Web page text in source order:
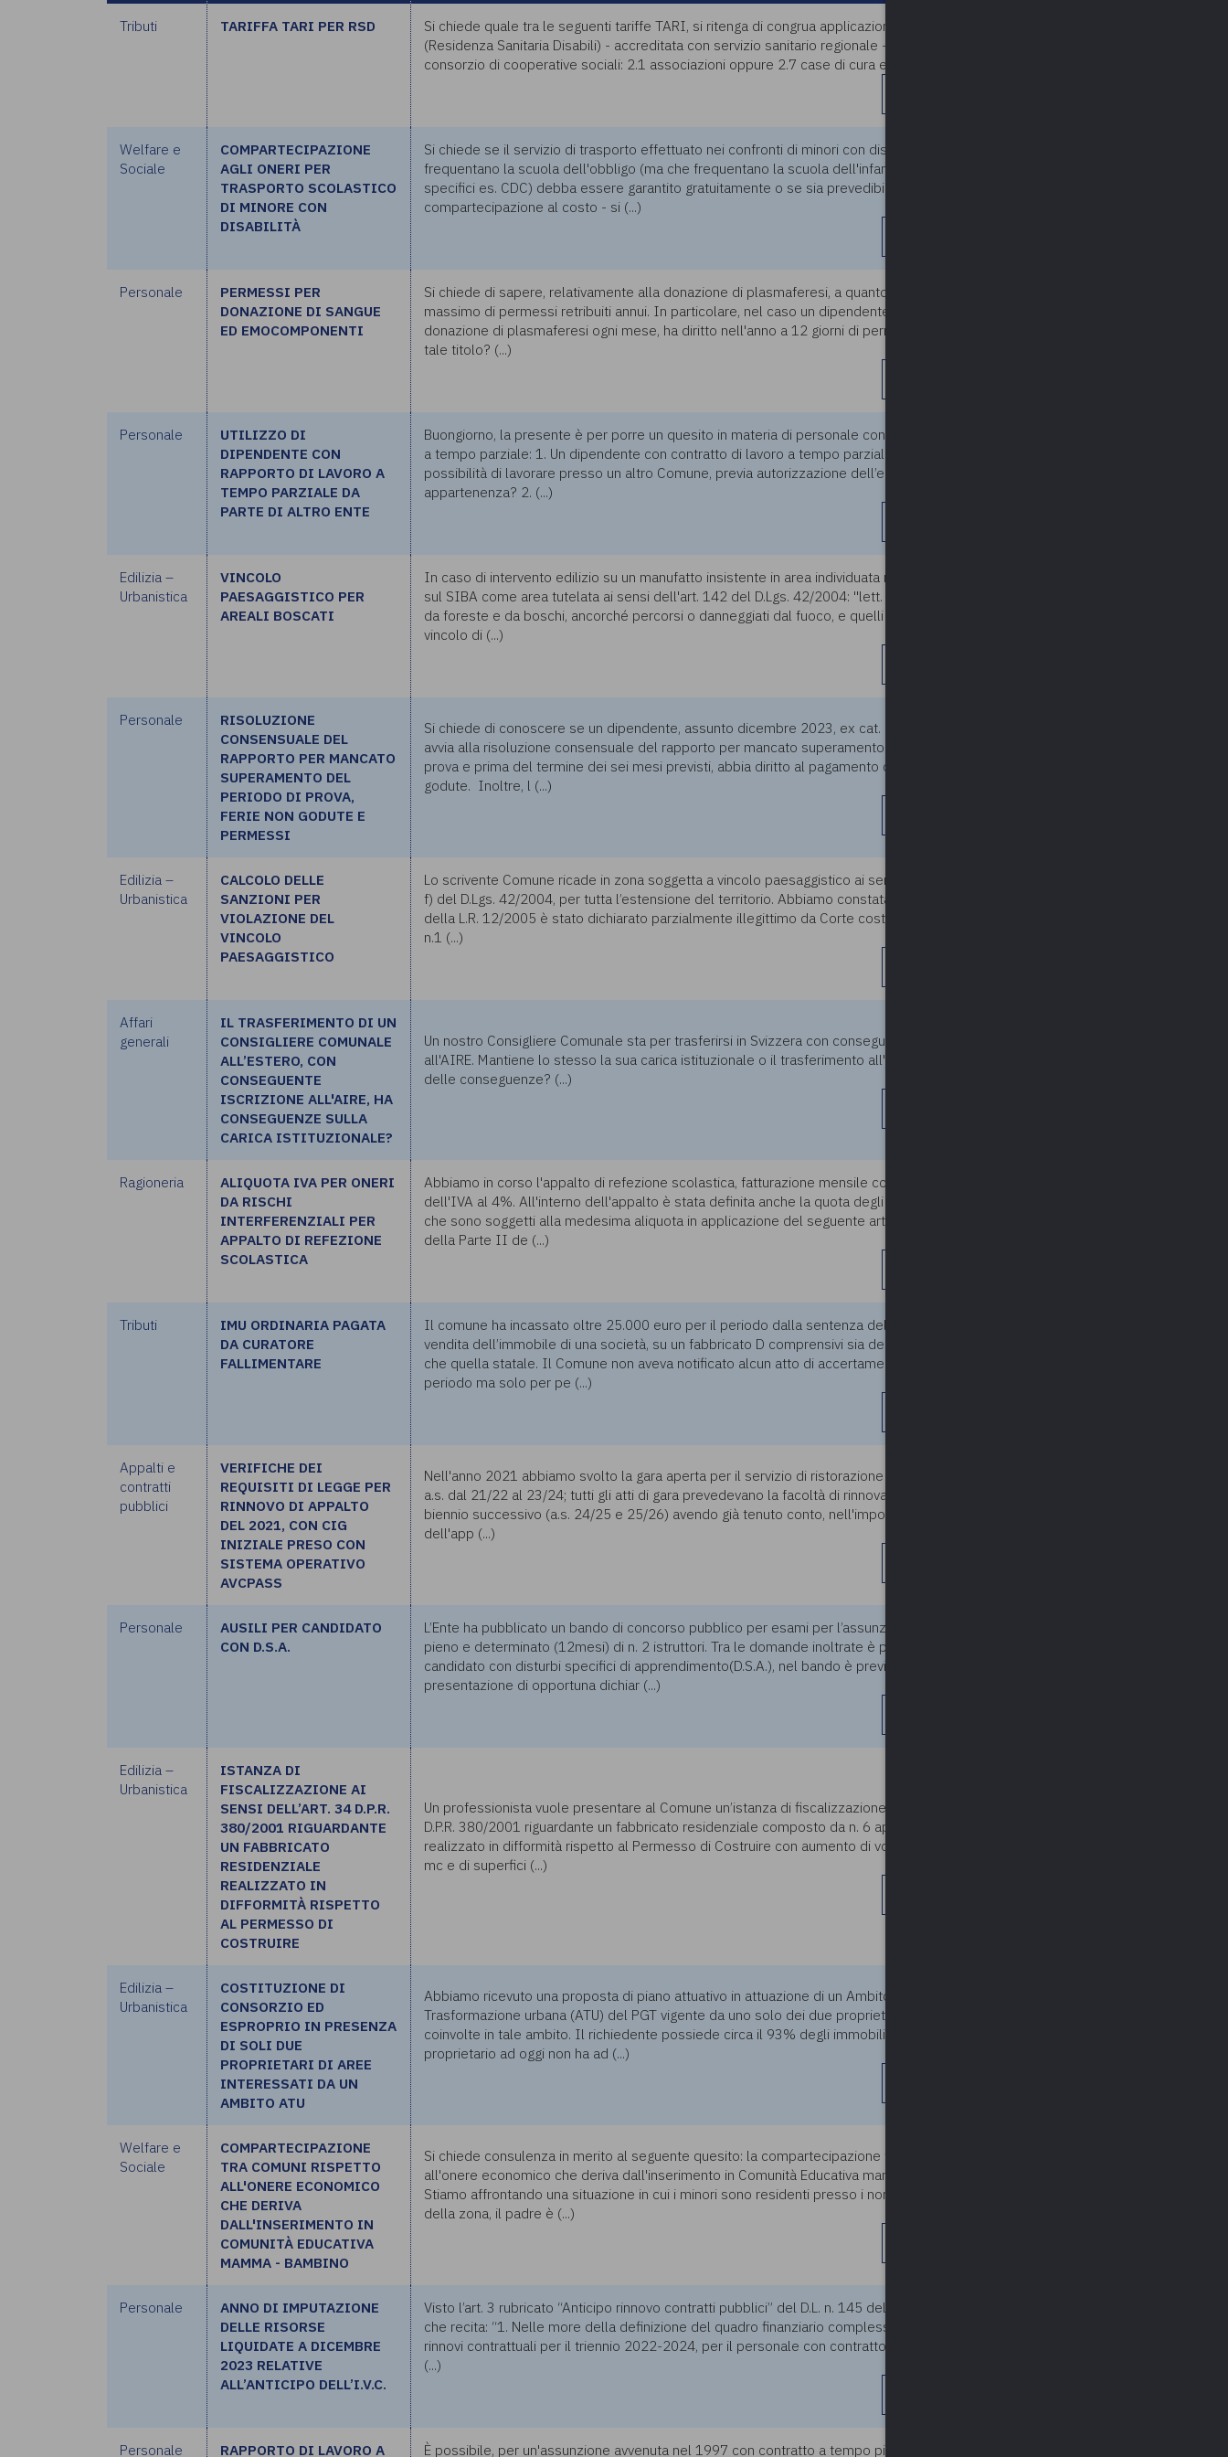
Tributi TARIFFA TARI PER RSD
Si chiede quale tra le seguenti tariffe TARI, si ritenga di congrua applicazione per una RSD
(Residenza Sanitaria Disabili) - accreditata con servizio sanitario regionale - gestita da un
consorzio di cooperative sociali: 2.1 associazioni oppure 2.7 case di cura e riposo? (...)
Welfare e
Sociale
COMPARTECIPAZIONE
AGLI ONERI PER
TRASPORTO SCOLASTICO
DI MINORE CON
DISABILITÀ
Si chiede se il servizio di trasporto effettuato nei confronti di minori con disabilità che NON
frequentano la scuola dell'obbligo (ma che frequentano la scuola dell'infanzia o centri
specifici es. CDC) debba essere garantito gratuitamente o se sia prevedibile una
compartecipazione al costo - si (...)
Personale
PERMESSI PER
DONAZIONE DI SANGUE
ED EMOCOMPONENTI
Si chiede di sapere, relativamente alla donazione di plasmaferesi, a quanto ammonta il limite
massimo di permessi retribuiti annui. In particolare, nel caso un dipendente effettui la
donazione di plasmaferesi ogni mese, ha diritto nell'anno a 12 giorni di permesso retribuito a
tale titolo? (...)
Personale
UTILIZZO DI
DIPENDENTE CON
RAPPORTO DI LAVORO A
TEMPO PARZIALE DA
PARTE DI ALTRO ENTE
Buongiorno, la presente è per porre un quesito in materia di personale con contratto di lavoro
a tempo parziale: 1. Un dipendente con contratto di lavoro a tempo parziale (32/36 ore) ha la
possibilità di lavorare presso un altro Comune, previa autorizzazione dell’ente di
appartenenza? 2. (...)
Edilizia –
Urbanistica
VINCOLO
PAESAGGISTICO PER
AREALI BOSCATI
In caso di intervento edilizio su un manufatto insistente in area individuata nel PGT vigente e
sul SIBA come area tutelata ai sensi dell'art. 142 del D.Lgs. 42/2004: "lett. g) i territori coperti
da foreste e da boschi, ancorché percorsi o danneggiati dal fuoco, e quelli sottoposti a
vincolo di (...)
Personale
RISOLUZIONE
CONSENSUALE DEL
RAPPORTO PER MANCATO
SUPERAMENTO DEL
PERIODO DI PROVA,
FERIE NON GODUTE E
PERMESSI
Si chiede di conoscere se un dipendente, assunto dicembre 2023, ex cat. D, per il quale ci si
avvia alla risoluzione consensuale del rapporto per mancato superamento del periodo di
prova e prima del termine dei sei mesi previsti, abbia diritto al pagamento delle ferie non
godute. Inoltre, l (...)
Edilizia –
Urbanistica
CALCOLO DELLE
SANZIONI PER
VIOLAZIONE DEL
VINCOLO
PAESAGGISTICO
Lo scrivente Comune ricade in zona soggetta a vincolo paesaggistico ai sensi dell’art. 142 lett.
f) del D.Lgs. 42/2004, per tutta l’estensione del territorio. Abbiamo constatato che l’art. 83
della L.R. 12/2005 è stato dichiarato parzialmente illegittimo da Corte cost. 10 gennaio 2024,
n.1 (...)
Affari
generali
IL TRASFERIMENTO DI UN
CONSIGLIERE COMUNALE
ALL’ESTERO, CON
CONSEGUENTE
ISCRIZIONE ALL'AIRE, HA
CONSEGUENZE SULLA
CARICA ISTITUZIONALE?
Un nostro Consigliere Comunale sta per trasferirsi in Svizzera con conseguente iscrizione
all'AIRE. Mantiene lo stesso la sua carica istituzionale o il trasferimento all'estero comporta
delle conseguenze? (...)
Ragioneria
ALIQUOTA IVA PER ONERI
DA RISCHI
INTERFERENZIALI PER
APPALTO DI REFEZIONE
SCOLASTICA
Abbiamo in corso l'appalto di refezione scolastica, fatturazione mensile con applicazione
dell'IVA al 4%. All'interno dell'appalto è stata definita anche la quota degli oneri di sicurezza
che sono soggetti alla medesima aliquota in applicazione del seguente articolo: "L'art. 37
della Parte II de (...)
Tributi
IMU ORDINARIA PAGATA
DA CURATORE
FALLIMENTARE
Il comune ha incassato oltre 25.000 euro per il periodo dalla sentenza del fallimento alla
vendita dell’immobile di una società, su un fabbricato D comprensivi sia della quota comunale
che quella statale. Il Comune non aveva notificato alcun atto di accertamento per quel
periodo ma solo per pe (...)
Appalti e
contratti
pubblici
VERIFICHE DEI
REQUISITI DI LEGGE PER
RINNOVO DI APPALTO
DEL 2021, CON CIG
INIZIALE PRESO CON
SISTEMA OPERATIVO
AVCPASS
Nell'anno 2021 abbiamo svolto la gara aperta per il servizio di ristorazione scolastica per gli
a.s. dal 21/22 al 23/24; tutti gli atti di gara prevedevano la facoltà di rinnovare l'appalto per il
biennio successivo (a.s. 24/25 e 25/26) avendo già tenuto conto, nell'importo complessivo
dell'app (...)
Personale
AUSILI PER CANDIDATO
CON D.S.A.
L’Ente ha pubblicato un bando di concorso pubblico per esami per l’assunzione a tempo
pieno e determinato (12mesi) di n. 2 istruttori. Tra le domande inoltrate è presente un
candidato con disturbi specifici di apprendimento(D.S.A.), nel bando è prevista la
presentazione di opportuna dichiar (...)
Edilizia –
Urbanistica
ISTANZA DI
FISCALIZZAZIONE AI
SENSI DELL’ART. 34 D.P.R.
380/2001 RIGUARDANTE
UN FABBRICATO
RESIDENZIALE
REALIZZATO IN
DIFFORMITÀ RISPETTO
AL PERMESSO DI
COSTRUIRE
Un professionista vuole presentare al Comune un’istanza di fiscalizzazione ai sensi dell’art. 34
D.P.R. 380/2001 riguardante un fabbricato residenziale composto da n. 6 appartamenti
realizzato in difformità rispetto al Permesso di Costruire con aumento di volume di circa 80
mc e di superfici (...)
Edilizia –
Urbanistica
COSTITUZIONE DI
CONSORZIO ED
ESPROPRIO IN PRESENZA
DI SOLI DUE
PROPRIETARI DI AREE
INTERESSATI DA UN
AMBITO ATU
Abbiamo ricevuto una proposta di piano attuativo in attuazione di un Ambito di
Trasformazione urbana (ATU) del PGT vigente da uno solo dei due proprietari delle aree
coinvolte in tale ambito. Il richiedente possiede circa il 93% degli immobili dell'ATU. L'altro
proprietario ad oggi non ha ad (...)
Welfare e
Sociale
COMPARTECIPAZIONE
TRA COMUNI RISPETTO
ALL'ONERE ECONOMICO
CHE DERIVA
DALL'INSERIMENTO IN
COMUNITÀ EDUCATIVA
MAMMA - BAMBINO
Si chiede consulenza in merito al seguente quesito: la compartecipazione tra Comuni rispetto
all'onere economico che deriva dall'inserimento in Comunità Educativa mamma - bambino.
Stiamo affrontando una situazione in cui i minori sono residenti presso i nonni in un Comune
della zona, il padre è (...)
Personale
ANNO DI IMPUTAZIONE
DELLE RISORSE
LIQUIDATE A DICEMBRE
2023 RELATIVE
ALL’ANTICIPO DELL’I.V.C.
Visto l’art. 3 rubricato “Anticipo rinnovo contratti pubblici” del D.L. n. 145 del 18 ottobre 2023,
che recita: “1. Nelle more della definizione del quadro finanziario complessivo relativo ai
rinnovi contrattuali per il triennio 2022-2024, per il personale con contratto di lavoro a tempo
(...)
Personale RAPPORTO DI LAVORO A È possibile, per un'assunzione avvenuta nel 1997 con contratto a tempo pieno, trasformata